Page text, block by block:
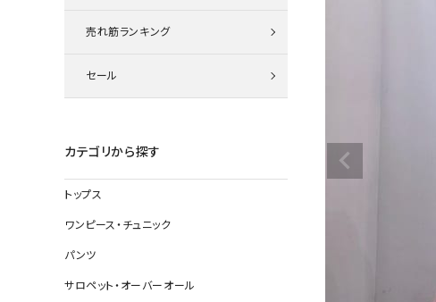
売れ筋ランキング
セール
カテゴリから探す
トップス
ワンピース・チュニック
パンツ
サロペット・オーバーオール